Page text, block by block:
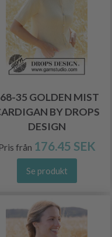
35 GOLDEN MIST
BY DROPS
DESIGN
från 176.45 SEK
Se produkt